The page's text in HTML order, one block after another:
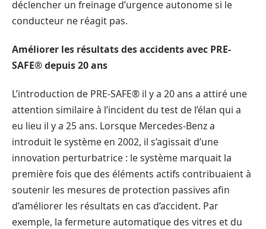
déclencher un freinage d’urgence autonome si le
conducteur ne réagit pas.
Améliorer les résultats des accidents avec PRE-
SAFE® depuis 20 ans
L’introduction de PRE-SAFE® il y a 20 ans a attiré une
attention similaire à l’incident du test de l’élan qui a
eu lieu il y a 25 ans. Lorsque Mercedes-Benz a
introduit le système en 2002, il s’agissait d’une
innovation perturbatrice : le système marquait la
première fois que des éléments actifs contribuaient à
soutenir les mesures de protection passives afin
d’améliorer les résultats en cas d’accident. Par
exemple, la fermeture automatique des vitres et du